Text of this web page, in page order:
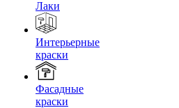
Лаки
Интерьерные
краски
Фасадные
краски